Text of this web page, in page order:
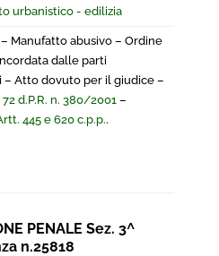
urbanistico - edilizia
– Manufatto abusivo – Ordine
dalle parti
– Atto dovuto per il giudice –
72 d.P.R. n. 380/2001 –
445 e 620 c.p.p..
PENALE Sez. 3^
n.25818